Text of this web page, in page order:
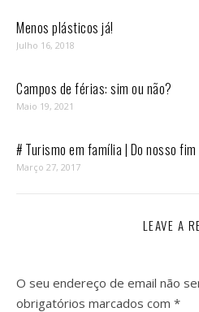
Menos plásticos já!
Julho 16, 2018
Campos de férias: sim ou não?
Maio 19, 2021
# Turismo em família | Do nosso fim
Março 27, 2017
LEAVE A
O seu endereço de email não
obrigatórios marcados com *